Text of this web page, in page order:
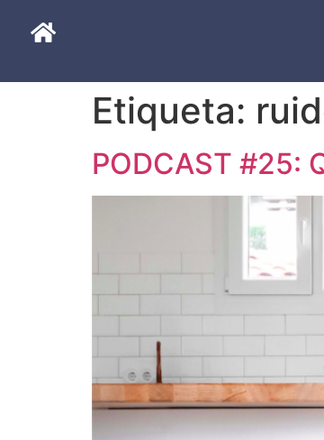
Etiqueta:
PODCAST #25: